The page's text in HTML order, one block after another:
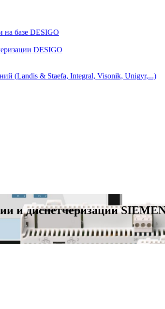
на базе DESIGO
DESIGO
(Landis & Staefa, Integral, Visonik, Unigyr,...)
и диспетчеризации